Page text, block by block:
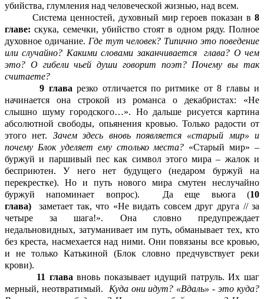
убийства, глумления над человеческой жизнью, над всем.
Система ценностей, духовный мир героев показан в 8
главе:скука, семечки, убийство стоят в одном ряду. Полное
духовное одичание. Где тут человек? Типично это поведение
или случайно? Какими словами заканчивается
глава? О чем
это? О гибели чьей души говорит поэт? Почему вы так
считаете?
9 главарезко отличается по ритмике от 8 главы и
начинается она строкой из романса о декабристах: «Не
слышно шуму городского…». Но дальше рисуется картина
абсолютной свободы, опьянения кровью. Только радости от
этого нет. Зачем здесь вновь появляется «старый мир» и
почему Блок уделяет ему столько места? «Старый мир» –
буржуй и паршивый пес как символ этого мира – жалок и
бесприютен. У него нет будущего (недаром буржуй на
перекрестке). Но и путь нового мира смутен неслучайно
буржуй напоминает вопрос). Да еще вьюга (10
глава)
заметает так, что «Не видать совсем друг друга // за
четыре за шага!». Она словно предупреждает
недальновидных, затуманивает им путь, обманывает тех, кто
без креста, насмехается над ними. Они повязаны все кровью,
и не только Катькиной (Блок словно предчувствует реки
крови).
11 глававновь показывает идущий патруль. Их шаг
мерный, неотвратимый. Куда они идут? «Вдаль» - это куда?